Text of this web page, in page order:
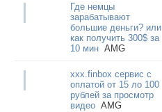
Где немцы
зарабатывают
большие деньги? или
как получить 300$ за
10 мин AMG
xxx.finbox сервис с
оплатой от 15 ло 100
рублей за просмотр
видео AMG